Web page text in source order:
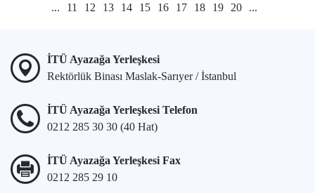
... 11 12 13 14 15 16 17 18 19 20 ...
İTÜ Ayazağa Yerleşkesi
Rektörlük Binası Maslak-Sarıyer / İstanbul
İTÜ Ayazağa Yerleşkesi Telefon
0212 285 30 30 (40 Hat)
İTÜ Ayazağa Yerleşkesi Fax
0212 285 29 10